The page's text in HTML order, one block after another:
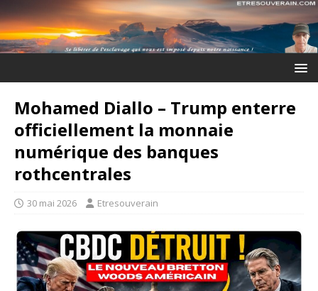
Mohamed Diallo – Trump enterre
officiellement la monnaie
numérique des banques
rothcentrales
30 mai 2026 Etresouverain